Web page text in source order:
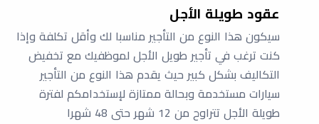
عقود طويلة الأجل
سيكون هذا النوع من التأجير مناسبا لك وأقل تكلفة وإذا
كنت ترغب في تأجير طويل الأجل لموظفيك مع تخفيض
التكاليف بشكل كبير حيث يقدم هذا النوع من التأجير
سيارات مستخدمة وبحالة ممتازة لإستخدامكم لفترة
طويلة الأجل تتراوح من 12 شهر حتى 48 شهرا